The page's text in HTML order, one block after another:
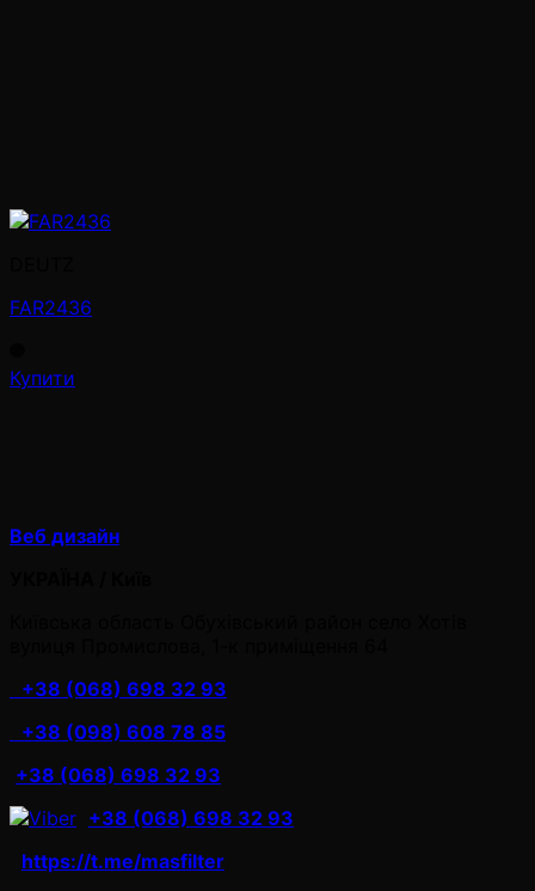
FAR2436
Купити
Веб дизайн
+38 (068) 698 32 93
+38 (098) 608 78 85
+38 (068) 698 32 93
+38 (068) 698 32 93
https://t.me/masfilter